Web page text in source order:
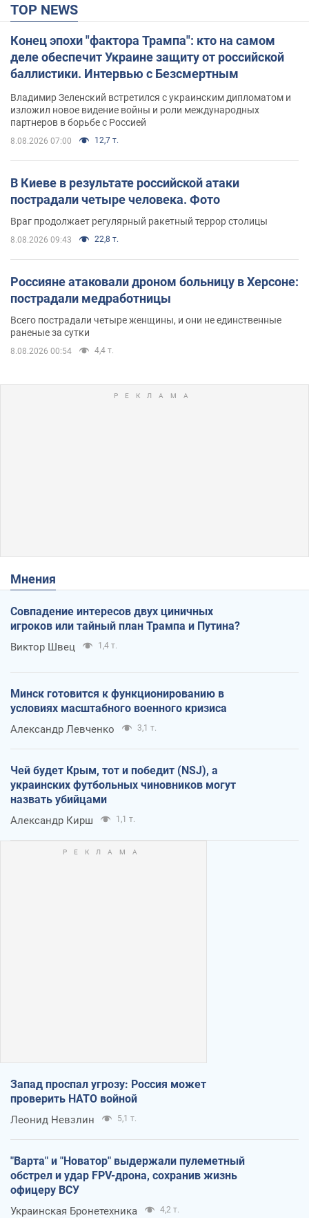
TOP NEWS
Конец эпохи "фактора Трампа": кто на самом
деле обеспечит Украине защиту от российской
баллистики. Интервью с Безсмертным
Владимир Зеленский встретился с украинским дипломатом и
изложил новое видение войны и роли международных
партнеров в борьбе с Россией
8.08.2026 07:00 12,7 т.
В Киеве в результате российской атаки
пострадали четыре человека. Фото
Враг продолжает регулярный ракетный террор столицы
8.08.2026 09:43 22,8 т.
Россияне атаковали дроном больницу в Херсоне:
пострадали медработницы
Всего пострадали четыре женщины, и они не единственные
раненые за сутки
8.08.2026 00:54 4,4 т.
Мнения
Совпадение интересов двух циничных
игроков или тайный план Трампа и Путина?
Виктор Швец 1,4 т.
Минск готовится к функционированию в
условиях масштабного военного кризиса
Александр Левченко 3,1 т.
Чей будет Крым, тот и победит (NSJ), а
украинских футбольных чиновников могут
назвать убийцами
Александр Кирш 1,1 т.
Запад проспал угрозу: Россия может
проверить НАТО войной
Леонид Невзлин 5,1 т.
"Варта" и "Новатор" выдержали пулеметный
обстрел и удар FPV-дрона, сохранив жизнь
офицеру ВСУ
Украинская Бронетехника 4,2 т.